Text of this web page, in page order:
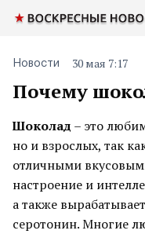
Почему
Новости 30 мая 7:17
Шоколад – это
но и взрослых, так
отличными
настроение и
а также
серотонин. Многие